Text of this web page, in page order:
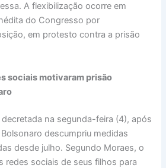
A flexibilização ocorre em
do Congresso por
em protesto contra a prisão
sociais motivaram prisão
na segunda-feira (4), após
descumpriu medidas
desde julho. Segundo Moraes, o
redes sociais de seus filhos para